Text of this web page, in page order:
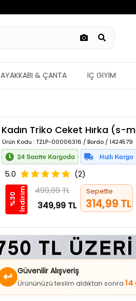
AYAKKABI & ÇANTA İÇ GİYİM
Kadın Triko Ceket Hırka (s-
Ürün Kodu : TZLP-00006316 / Bordo / 1424579
5.0 (2)
%
3
0
İ
n
d
i
r
i m 499,99 TL
349,99 TL
Sepette
314,99 TL
↩ Güvenilir Alışveriş
Ürününüzü teslim aldıktan sonra